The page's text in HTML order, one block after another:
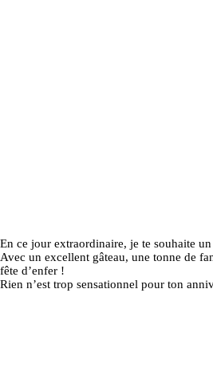
En ce jour extraordinaire, je te souhaite
Avec un excellent gâteau, une tonne de
fête d’enfer !
Rien n’est trop sensationnel pour ton